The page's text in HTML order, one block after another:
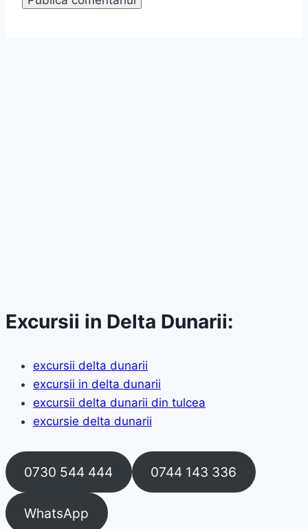
Excursii in Delta Dunarii:
excursii delta dunarii
excursii in delta dunarii
excursii delta dunarii din tulcea
excursie delta dunarii
0730 544 444 0744 143 336
WhatsApp